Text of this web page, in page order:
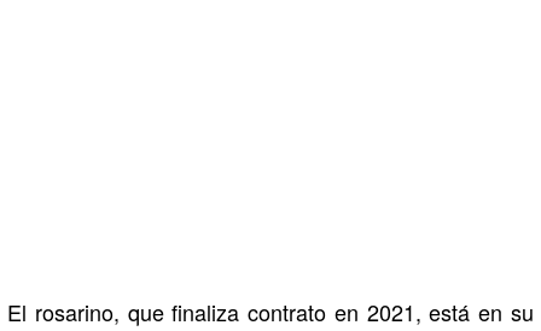
El rosarino, que finaliza contrato en 2021, está en su